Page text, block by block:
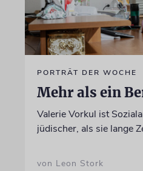
PORTRÄT DER WOCHE
Mehr als ein
Valerie Vorkul ist
jüdischer, als sie lange
von Leon Stork